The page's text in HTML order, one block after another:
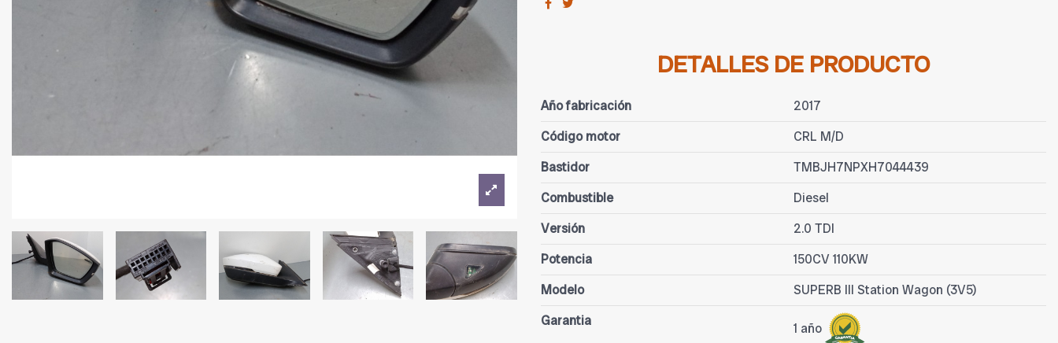
DETALLES DE PRODUCTO
Año fabricación
2017
Código motor
CRL M/D
Bastidor
TMBJH7NPXH7044439
Combustible
Diesel
Versión
2.0 TDI
Potencia
150CV 110KW
Modelo
SUPERB III Station Wagon (3V5)
Garantia
1 año